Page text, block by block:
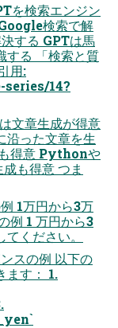
を検索エンジン
検索で解
する GPTは馬
する 「検索と質
用:
14?
文章生成が得意
沿った文章を生
得意 Pythonや
も得意 つま
1万円から3万
例 1 万円から3
ください。
スの例 以下の
ます： 1.